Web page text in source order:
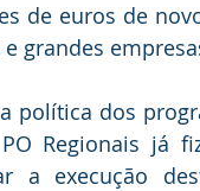
de euros de
grandes
política dos
Regionais já
a execução